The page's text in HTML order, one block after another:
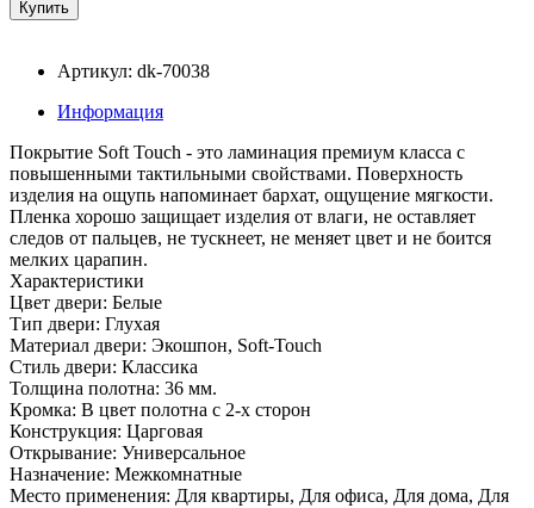
Артикул: dk-70038
Информация
Покрытие Soft Touch - это ламинация премиум класса с
повышенными тактильными свойствами. Поверхность
изделия на ощупь напоминает бархат, ощущение мягкости.
Пленка хорошо защищает изделия от влаги, не оставляет
следов от пальцев, не тускнеет, не меняет цвет и не боится
мелких царапин.
Характеристики
Цвет двери: Белые
Тип двери: Глухая
Материал двери: Экошпон, Soft-Touch
Стиль двери: Классика
Толщина полотна: 36 мм.
Кромка: В цвет полотна с 2-х сторон
Конструкция: Царговая
Открывание: Универсальное
Назначение: Межкомнатные
Место применения: Для квартиры, Для офиса, Для дома, Для